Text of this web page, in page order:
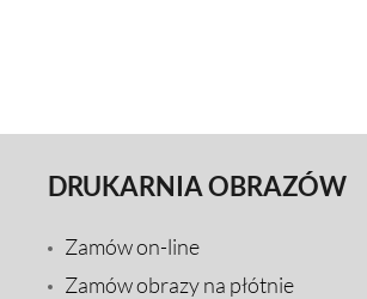
DRUKARNIA OBRAZÓW
Zamów on-line
Zamów obrazy na płótnie